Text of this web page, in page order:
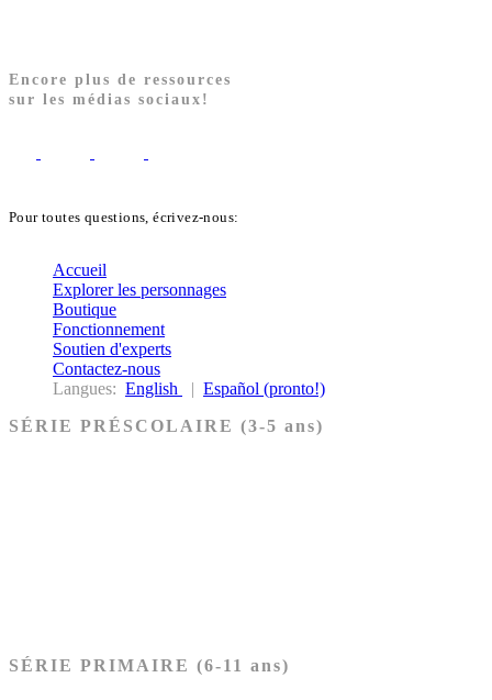
Encore plus de ressources
sur les médias sociaux!
Pour toutes questions, écrivez-nous:
Accueil
Explorer les personnages
Boutique
Fonctionnement
Soutien d'experts
Contactez-nous
Langues: English | Español (pronto!)
SÉRIE PRÉSCOLAIRE (3-5 ans)
SÉRIE PRIMAIRE (6-11 ans)